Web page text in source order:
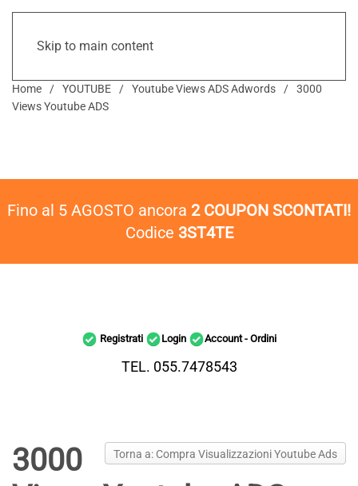
Skip to main content
Home YOUTUBE Youtube Views ADS Adwords
3000
Views Youtube ADS
Fino al 5 AGOSTO ancora 2 COUPON SCONTATI!
Codice 3ST4TE
Registrati Login Account - Ordini
TEL. 055.7478543
Torna a: Compra Visualizzazioni Youtube Ads
3000